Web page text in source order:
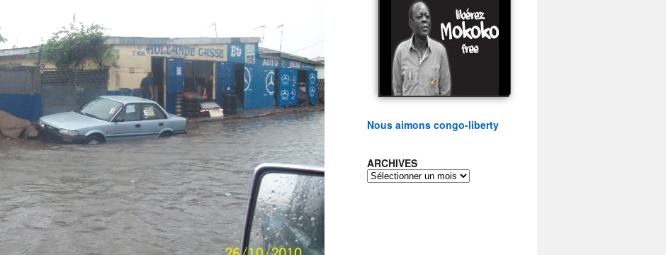
Le Général Mokoko est
l'unique légitimité
présidentielle du peuple
congolais
watch video
Nous aimons congo-liberty
ARCHIVES
ARCHIVES